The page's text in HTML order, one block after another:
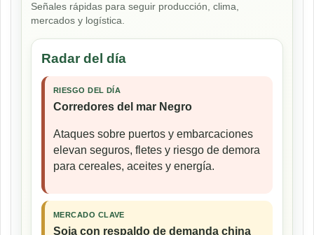
Señales rápidas para seguir producción, clima,
mercados y logística.
Radar del día
RIESGO DEL DÍA
Corredores del mar Negro
Ataques sobre puertos y embarcaciones
elevan seguros, fletes y riesgo de demora
para cereales, aceites y energía.
MERCADO CLAVE
Soja con respaldo de demanda china